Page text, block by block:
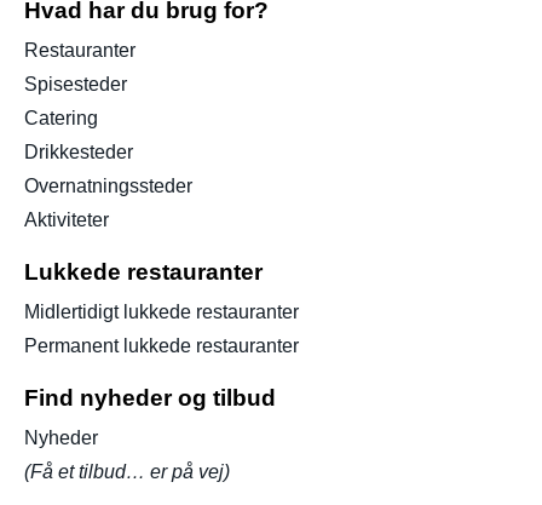
Hvad har du brug for?
Restauranter
Spisesteder
Catering
Drikkesteder
Overnatningssteder
Aktiviteter
Lukkede restauranter
Midlertidigt lukkede restauranter
Permanent lukkede restauranter
Find nyheder og tilbud
Nyheder
(Få et tilbud… er på vej)